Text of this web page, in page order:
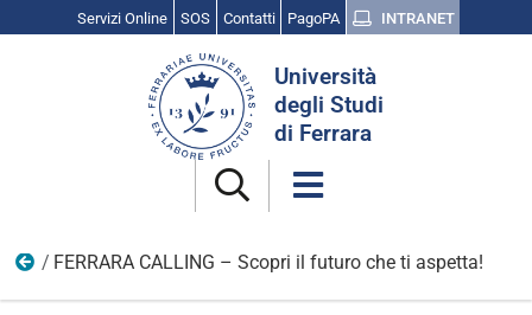
Servizi Online SOS Contatti PagoPA INTRANET
Università
degli Studi
di Ferrara
Opportunità e candidature
FERRARA CALLING – Scopri il futuro che ti aspetta!